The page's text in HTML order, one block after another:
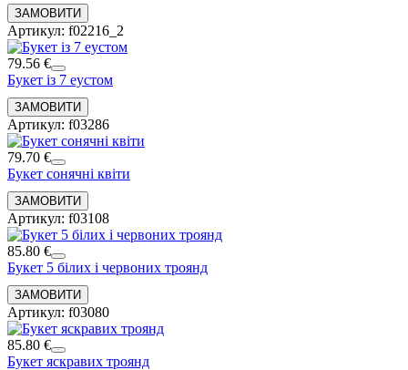
Артикул: f02216_2
79.56 €
Букет із 7 еустом
Артикул: f03286
79.70 €
Букет сонячні квіти
Артикул: f03108
85.80 €
Букет 5 білих і червоних троянд
Артикул: f03080
85.80 €
Букет яскравих троянд